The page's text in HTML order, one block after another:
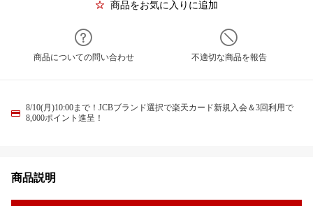
商品をお気に入りに追加
商品についての問い合わせ 不適切な商品を報告
8/10(月)10:00まで！JCBブランド選択で楽天カード新規入会＆3回利用で
8,000ポイント進呈！
商品説明